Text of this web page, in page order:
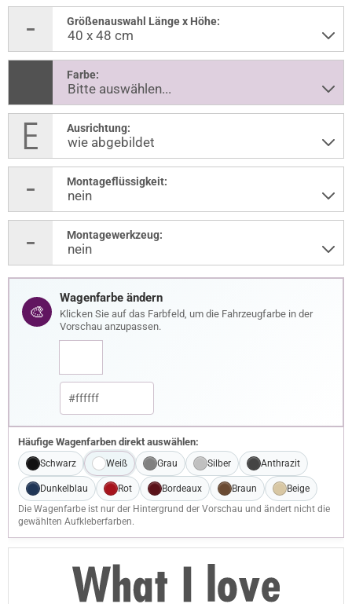
Größenauswahl Länge x Höhe:
Farbe:
Ausrichtung:
Montageflüssigkeit:
Montagewerkzeug:
🎨
Wagenfarbe ändern
Klicken Sie auf das Farbfeld, um die Fahrzeugfarbe in der
Vorschau anzupassen.
Häufige Wagenfarben direkt auswählen:
Schwarz Weiß Grau Silber Anthrazit
Dunkelblau Rot Bordeaux Braun
Beige
Die Wagenfarbe ist nur der Hintergrund der Vorschau und ändert nicht die
gewählten Aufkleberfarben.